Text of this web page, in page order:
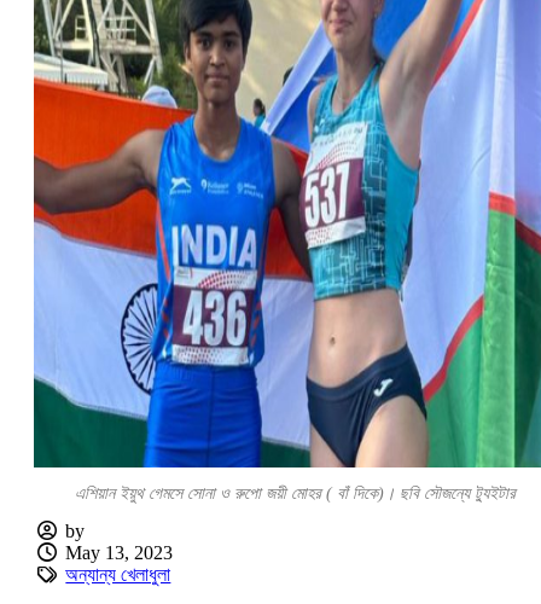
এশিয়ান ইয়ুথ গেমসে সোনা ও রুপো জয়ী মোহর ( বাঁ দিকে)। ছবি সৌজন্যে ট্যুইটার
by
May 13, 2023
অন্যান্য খেলাধুলা